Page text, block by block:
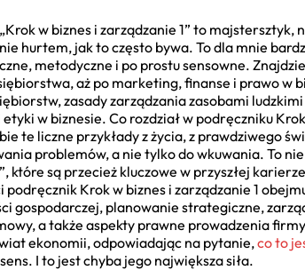
w biznes i zarządzanie 1” to
hurtem, jak to często bywa. To dla mnie
metodyczne i po prostu sensowne.
aż po marketing, finanse i prawo w
zasady zarządzania zasobami
w biznesie. Co rozdział w podręczniku
te liczne przykłady z życia, z prawdziwego
problemów, a nie tylko do wkuwania. To
które są przecież kluczowe w przyszłej
podręcznik Krok w biznes i zarządzanie 1
gospodarczej, planowanie strategiczne,
a także aspekty prawne prowadzenia
ekonomii, odpowiadając na pytanie,co to
I to jest chyba jego największa siła.